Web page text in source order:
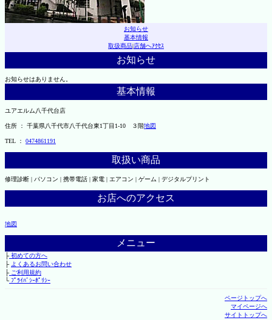
お知らせ
基本情報
取扱商品|店舗へｱｸｾｽ
お知らせ
お知らせはありません。
基本情報
ユアエルム八千代台店
住所 ： 千葉県八千代市八千代台東1丁目1-10 ３階地図
TEL ： 0474861191
取扱い商品
修理診断 | パソコン | 携帯電話 | 家電 | エアコン | ゲーム | デジタルプリント
お店へのアクセス
地図
メニュー
├初めての方へ
├ よくあるお問い合わせ
├ご利用規約
└ﾌﾟﾗｲﾊﾞｼｰﾎﾟﾘｼｰ
ページトップへ
マイページへ
サイトトップへ